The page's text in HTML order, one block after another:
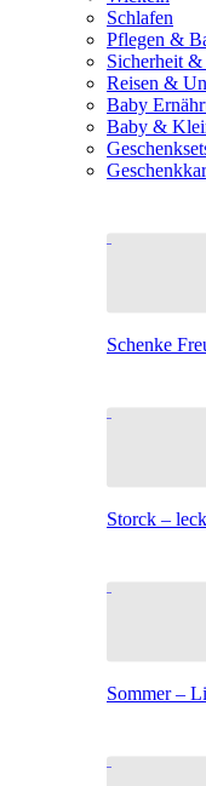
Schlafen
Pflegen &
Sicherheit
Reisen &
Baby
Baby &
Schenke
Storck –
Sommer –